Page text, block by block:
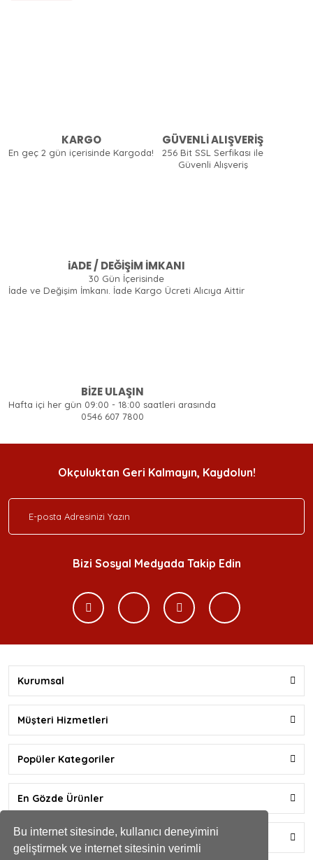
Bu internet sitesinde, kullanıcı deneyimini
geliştirmek ve internet sitesinin verimli
KARGO
En geç 2 gün içerisinde Kargoda!
GÜVENLİ ALIŞVERİŞ
256 Bit SSL Serfikası ile
Güvenli Alışveriş
iADE / DEĞİŞİM İMKANI
30 Gün İçerisinde
İade ve Değişim İmkanı. İade Kargo Ücreti Alıcıya Aittir
BİZE ULAŞIN
Hafta içi her gün 09:00 - 18:00 saatleri arasında
0546 607 7800
Okçuluktan Geri Kalmayın, Kaydolun!
Bizi Sosyal Medyada Takip Edin
Kurumsal
Müşteri Hizmetleri
Popüler Kategoriler
En Gözde Ürünler
Yardım